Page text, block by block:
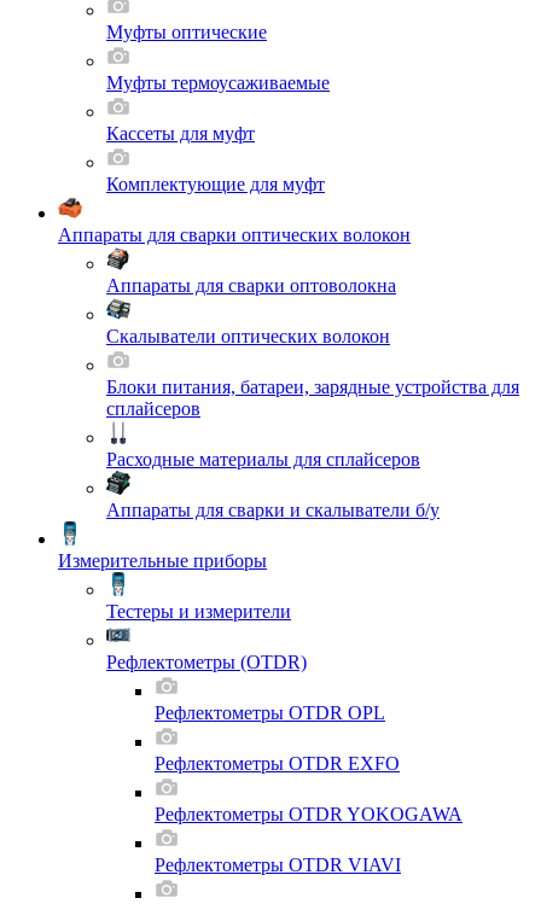
Муфты оптические
Муфты термоусаживаемые
Кассеты для муфт
Комплектующие для муфт
Аппараты для сварки оптических волокон
Аппараты для сварки оптоволокна
Скалыватели оптических волокон
Блоки питания, батареи, зарядные устройства для
сплайсеров
Расходные материалы для сплайсеров
Аппараты для сварки и скалыватели б/у
Измерительные приборы
Тестеры и измерители
Рефлектометры (OTDR)
Рефлектометры OTDR OPL
Рефлектометры OTDR EXFO
Рефлектометры OTDR YOKOGAWA
Рефлектометры OTDR VIAVI